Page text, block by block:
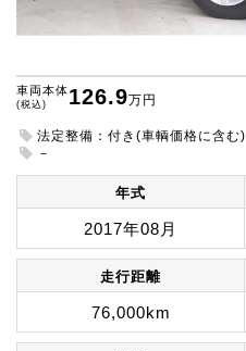
車両本体
(税込) 126.9万円
法定整備：付き(車輌価格に含む)
－
年式
2017年08月
走行距離
76,000km